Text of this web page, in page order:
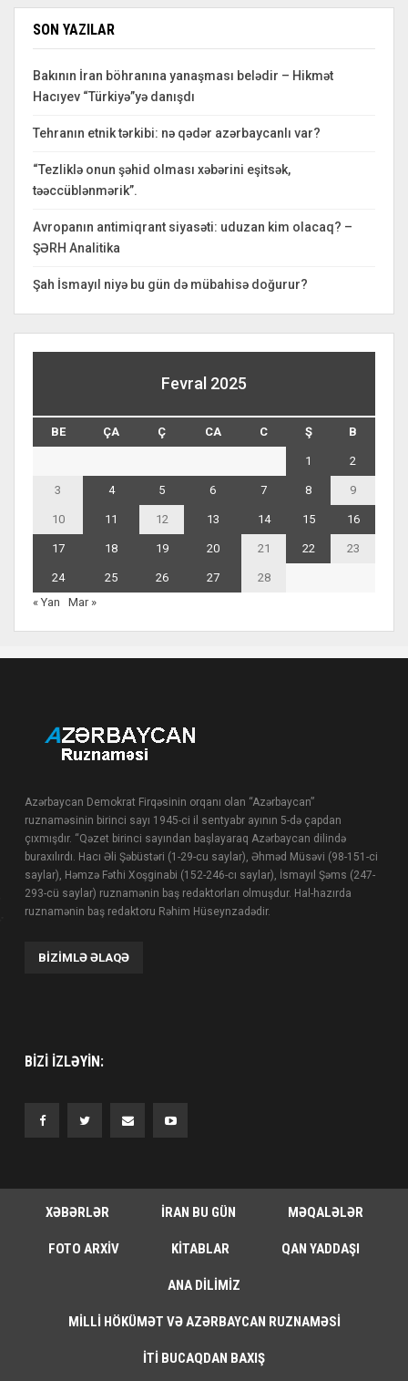
SON YAZILAR
Bakının İran böhranına yanaşması belədir – Hikmət
Hacıyev “Türkiyə”yə danışdı
Tehranın etnik tərkibi: nə qədər azərbaycanlı var?
“Tezliklə onun şəhid olması xəbərini eşitsək,
təəccüblənmərik”.
Avropanın antimiqrant siyasəti: uduzan kim olacaq? –
ŞƏRH Analitika
Şah İsmayıl niyə bu gün də mübahisə doğurur?
Fevral 2025
BE ÇA Ç CA C Ş B
1 2
3 4 5 6 7 8 9
10 11 12 13 14 15 16
17 18 19 20 21 22 23
24 25 26 27
28
« Yan
Mar »
Azərbaycan Demokrat Firqəsinin orqanı olan “Azərbaycan”
ruznaməsinin birinci sayı 1945-ci il sentyabr ayının 5-də çapdan
çıxmışdır. “Qəzet birinci sayından başlayaraq Azərbaycan dilində
buraxılırdı. Hacı Əli Şəbüstəri (1-29-cu saylar), Əhməd Müsəvi (98-151-ci
saylar), Həmzə Fəthi Xoşginabi (152-246-cı saylar), İsmayıl Şəms (247-
293-cü saylar) ruznamənin baş redaktorları olmuşdur. Hal-hazırda
ruznamənin baş redaktoru Rəhim Hüseynzadədir.
BIZIMLƏ ƏLAQƏ
BIZI IZLƏYIN:
XƏBƏRLƏR İRAN BU GÜN MƏQALƏLƏR
FOTO ARXIV KITABLAR QAN YADDAŞI
ANA DILIMIZ
MILLI HÖKÜMƏT VƏ AZƏRBAYCAN RUZNAMƏSI
İTI BUCAQDAN BAXIŞ